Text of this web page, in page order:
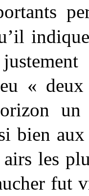
«
bien
airs les
fut